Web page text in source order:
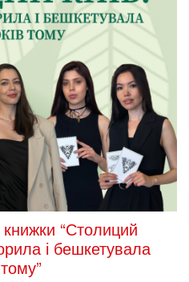
“Столиций
і бешкетувала